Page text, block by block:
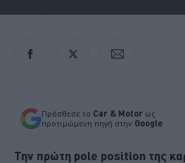
Πρόσθεσε το Car & Motor ως
προτιμώμενη πηγή στην Google
Την πρώτη pole position της